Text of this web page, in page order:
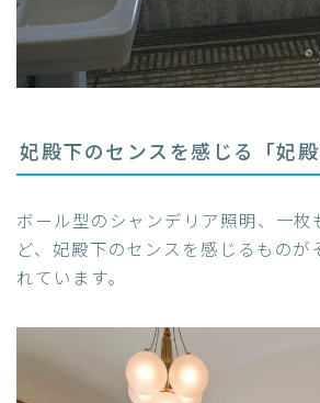
妃殿下のセンスを感じる「妃殿
ボール型のシャンデリア照明、一枚
ど、妃殿下のセンスを感じるものが
れています。